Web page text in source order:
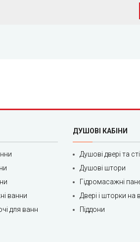
ванни
для ванн
ДУШОВІ КАБІНИ
Душові двері та
Душові штори
Гідромасажні
Двері і шторки на
Піддони